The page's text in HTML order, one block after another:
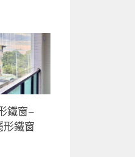
鐵窗–
形鐵窗